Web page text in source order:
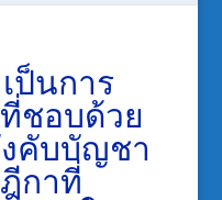
ป็นการ
ชอบด้วย
คับบัญชา
กาที่